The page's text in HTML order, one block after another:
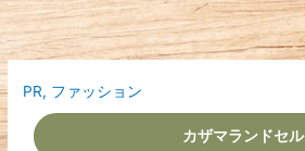
内
容
を
ス
キ
ッ
PR, ファッション
カザマランドセル